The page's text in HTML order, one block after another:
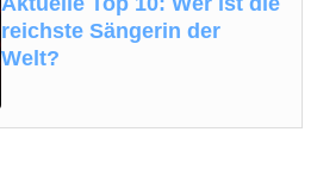
reichste Sängerin der
Welt?